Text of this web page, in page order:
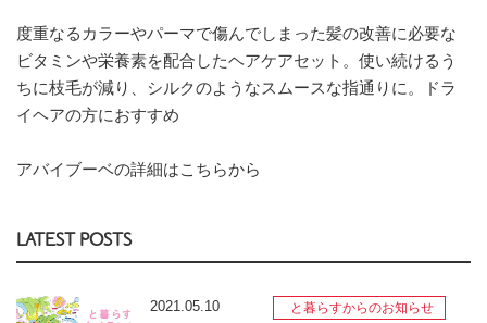
度重なるカラーやパーマで傷んでしまった髪の改善に必要な
ビタミンや栄養素を配合したヘアケアセット。使い続けるう
ちに枝毛が減り、シルクのようなスムースな指通りに。ドラ
イヘアの方におすすめ
アバイブーベの詳細はこちらから
LATEST POSTS
2021.05.10 と暮らすからのお知らせ